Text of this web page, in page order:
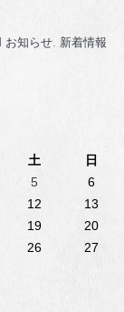
お知らせ. 新着情報
土
日
5
6
12
13
19
20
26
27